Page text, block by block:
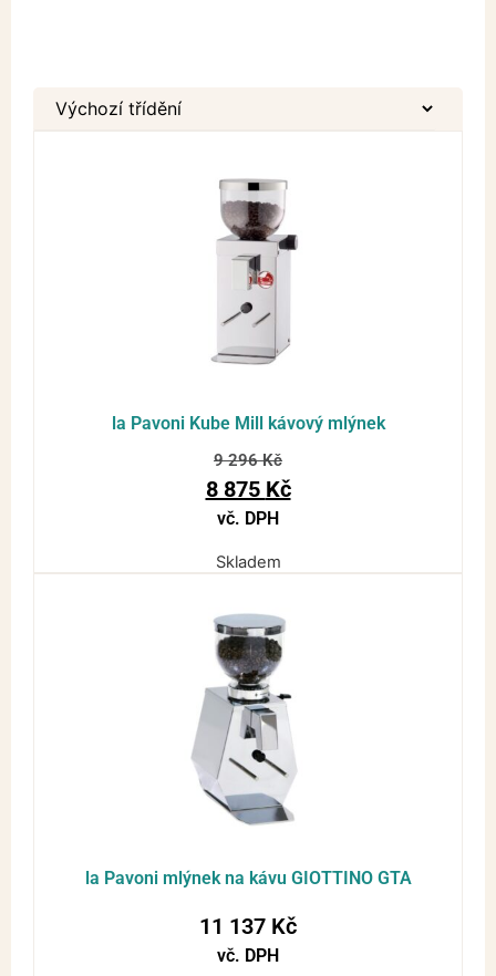
la Pavoni Kube Mill kávový mlýnek
9 296Kč
8 875 Kč
vč. DPH
Skladem
la Pavoni mlýnek na kávu GIOTTINO GTA
11 137 Kč
vč. DPH